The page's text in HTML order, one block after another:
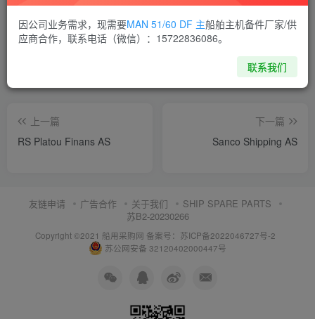
喜欢就支持一下吧
上一篇
RS Platou Finans AS
下一篇
Sanco Shipping AS
友链申请 广告合作 关于我们
SHIP SPARE PARTS
苏B2-20230266
Copyright ©2021 船用采购网 备案号：苏ICP备2022046727号-2
苏公网安备 32120402000447号
因公司业务需求，现需要MAN 51/60 DF 主船舶主机备件厂家/供
应商合作，联系电话（微信）：15722836086。
联系我们